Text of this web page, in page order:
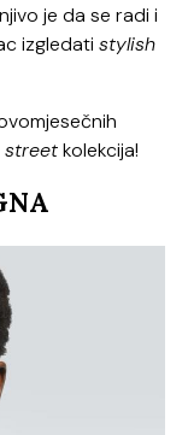
je da se radi i
izgledatistylish
streetkolekcija!